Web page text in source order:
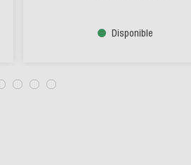
Disponible